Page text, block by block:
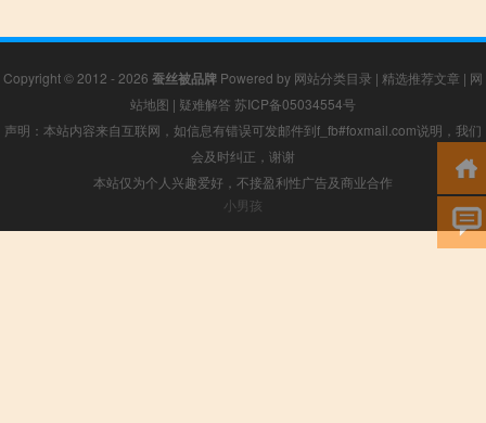
Copyright © 2012 - 2026 蚕丝被品牌 Powered by 网站分类目录 | 精选推荐文章 | 网
站地图 | 疑难解答 苏ICP备05034554号
声明：本站内容来自互联网，如信息有错误可发邮件到f_fb#foxmail.com说明，我们
会及时纠正，谢谢
本站仅为个人兴趣爱好，不接盈利性广告及商业合作
小男孩